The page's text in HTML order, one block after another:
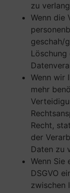
zu
Wenn die
geschah/
Löschung
Wenn wir
mehr
Recht,
der
Daten zu
Wenn Sie
DSGVO
zwischen